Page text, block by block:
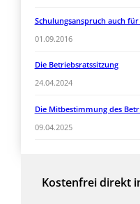
Schulungsanspruch auch
01.09.2016
Die Betriebsratssitzung
24.04.2024
Die Mitbestimmung des
09.04.2025
Kostenfrei direkt